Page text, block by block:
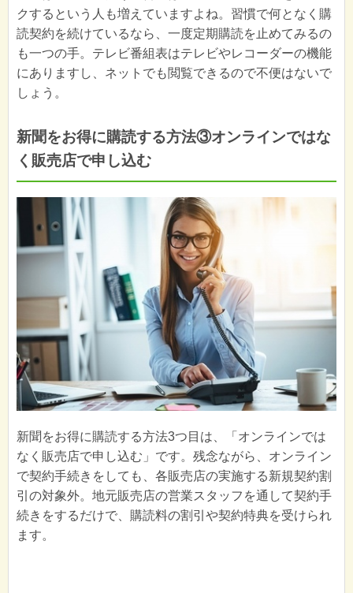
クするという人も増えていますよね。習慣で何となく購
読契約を続けているなら、一度定期購読を止めてみるの
も一つの手。テレビ番組表はテレビやレコーダーの機能
にありますし、ネットでも閲覧できるので不便はないで
しょう。
新聞をお得に購読する方法③オンラインではな
く販売店で申し込む
新聞をお得に購読する方法3つ目は、「オンラインでは
なく販売店で申し込む」です。残念ながら、オンライン
で契約手続きをしても、各販売店の実施する新規契約割
引の対象外。地元販売店の営業スタッフを通して契約手
続きをするだけで、購読料の割引や契約特典を受けられ
ます。